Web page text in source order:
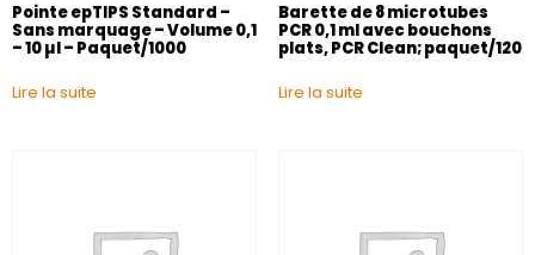
Pointe epTIPS Standard –
Sans marquage – Volume 0,1
– 10 µl – Paquet/1000
Lire la suite
Barette de 8 microtubes
PCR 0,1 ml avec bouchons
plats, PCR Clean; paquet/120
Lire la suite